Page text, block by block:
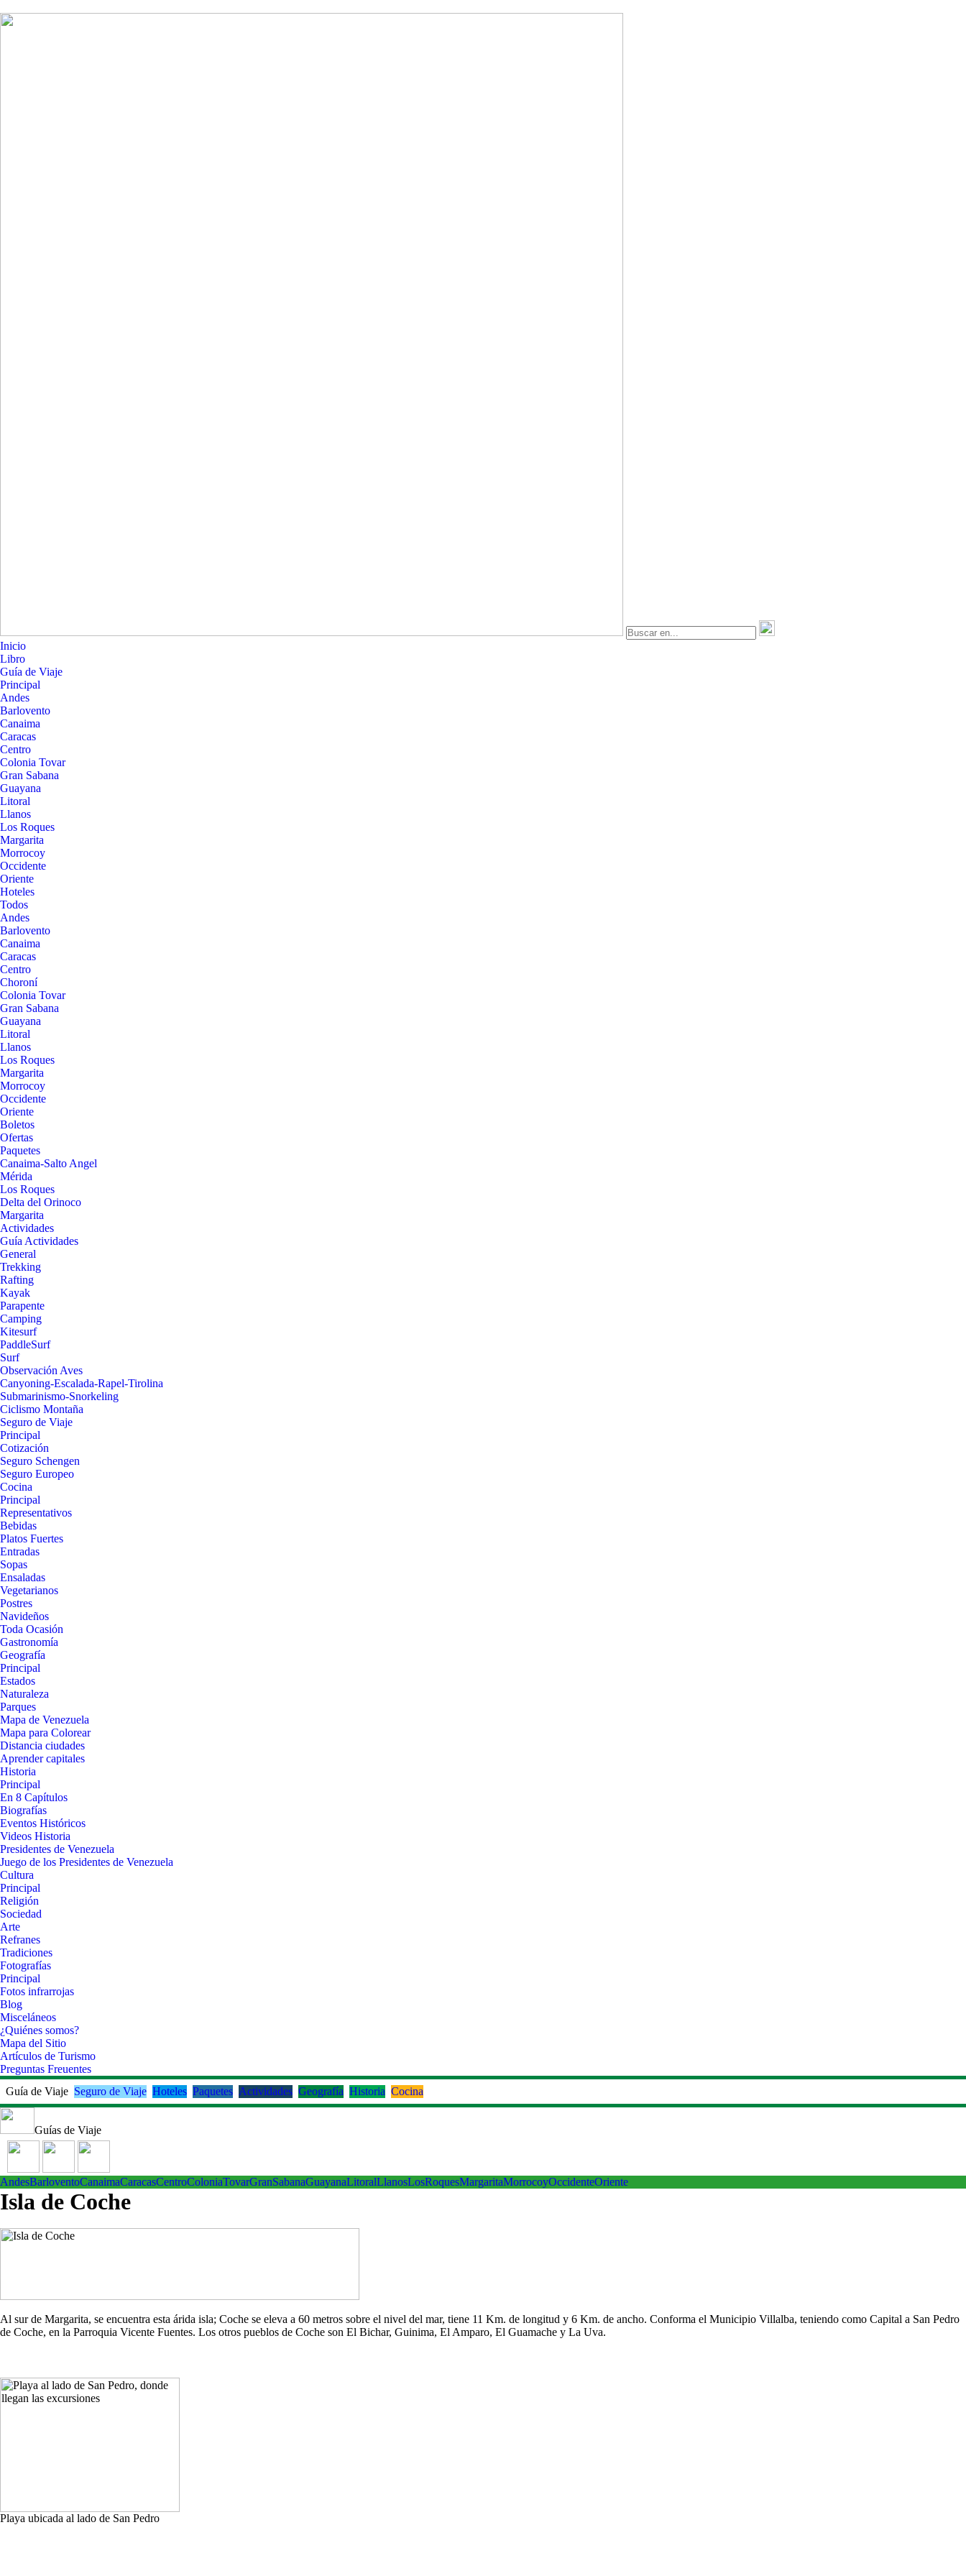
Inicio
Libro
Guía de Viaje
Principal
Andes
Barlovento
Canaima
Caracas
Centro
Colonia Tovar
Gran Sabana
Guayana
Litoral
Llanos
Los Roques
Margarita
Morrocoy
Occidente
Oriente
Hoteles
Todos
Andes
Barlovento
Canaima
Caracas
Centro
Choroní
Colonia Tovar
Gran Sabana
Guayana
Litoral
Llanos
Los Roques
Margarita
Morrocoy
Occidente
Oriente
Boletos
Ofertas
Paquetes
Canaima-Salto Angel
Mérida
Los Roques
Delta del Orinoco
Margarita
Actividades
Guía Actividades
General
Trekking
Rafting
Kayak
Parapente
Camping
Kitesurf
PaddleSurf
Surf
Observación Aves
Canyoning-Escalada-Rapel-Tirolina
Submarinismo-Snorkeling
Ciclismo Montaña
Seguro de Viaje
Principal
Cotización
Seguro Schengen
Seguro Europeo
Cocina
Principal
Representativos
Bebidas
Platos Fuertes
Entradas
Sopas
Ensaladas
Vegetarianos
Postres
Navideños
Toda Ocasión
Gastronomía
Geografía
Principal
Estados
Naturaleza
Parques
Mapa de Venezuela
Mapa para Colorear
Distancia ciudades
Aprender capitales
Historia
Principal
En 8 Capítulos
Biografías
Eventos Históricos
Videos Historia
Presidentes de Venezuela
Juego de los Presidentes de Venezuela
Cultura
Principal
Religión
Sociedad
Arte
Refranes
Tradiciones
Fotografías
Principal
Fotos infrarrojas
Blog
Misceláneos
¿Quiénes somos?
Mapa del Sitio
Artículos de Turismo
Preguntas Freuentes
Guía de Viaje Seguro de Viaje Hoteles Paquetes Actividades Geografía Historia Cocina
Guías de Viaje
AndesBarloventoCanaimaCaracasCentroColoniaTovarGranSabanaGuayanaLitoralLlanosLosRoquesMargaritaMorrocoyOccidenteOriente
Isla de Coche
Al sur de Margarita, se encuentra esta árida isla; Coche se eleva a 60 metros sobre el nivel del mar, tiene 11 Km. de longitud y 6 Km. de ancho. Conforma el Municipio Villalba, teniendo como Capital a San Pedro
de Coche, en la Parroquia Vicente Fuentes. Los otros pueblos de Coche son El Bichar, Guinima, El Amparo, El Guamache y La Uva.
Playa ubicada al lado de San Pedro